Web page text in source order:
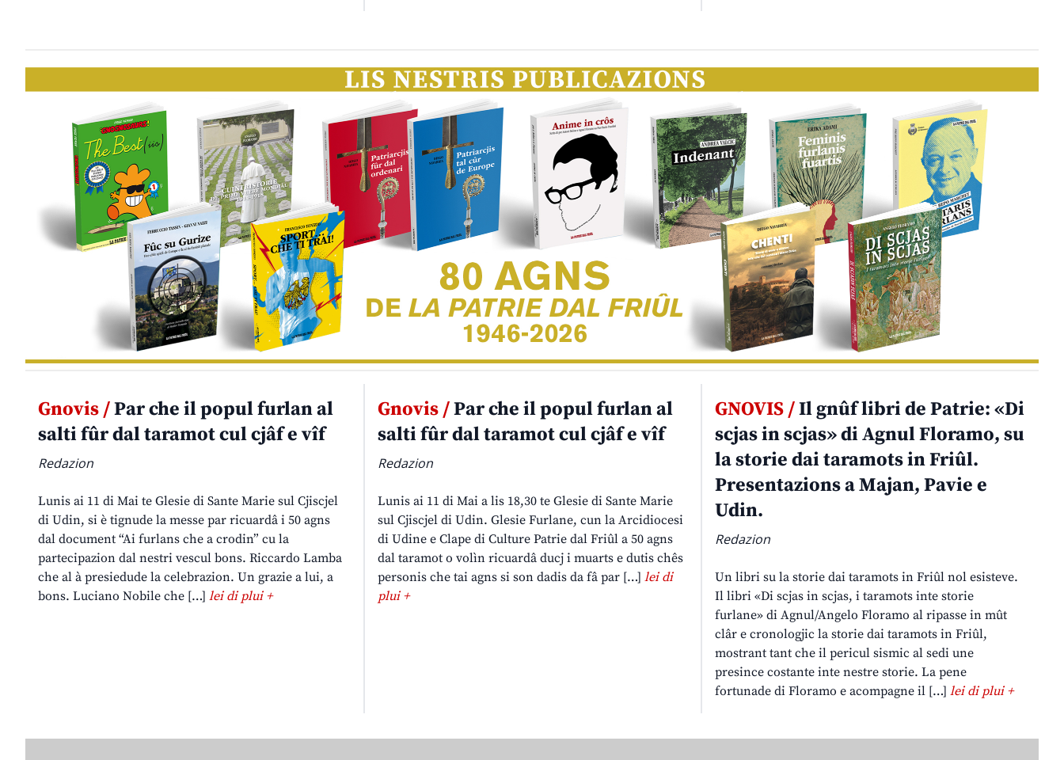
Gnovis /Par che il popul furlan al
salti fûr dal taramot cul cjâf e vîf
Redazion
Lunis ai 11 di Mai te Glesie di Sante Marie sul Cjiscjel
di Udin, si è tignude la messe par ricuardâ i 50 agns
dal document “Ai furlans che a crodin” cu la
partecipazion dal nestri vescul bons. Riccardo Lamba
che al à presiedude la celebrazion. Un grazie a lui, a
bons. Luciano Nobile che […] lei di plui +
Gnovis /Par che il popul furlan al
salti fûr dal taramot cul cjâf e vîf
Redazion
Lunis ai 11 di Mai a lis 18,30 te Glesie di Sante Marie
sul Cjiscjel di Udin. Glesie Furlane, cun la Arcidiocesi
di Udine e Clape di Culture Patrie dal Friûl a 50 agns
dal taramot o volìn ricuardâ ducj i muarts e dutis chês
personis che tai agns si son dadis da fâ par […] lei di
plui +
GNOVIS /Il gnûf libri de Patrie: «Di
scjas in scjas» di Agnul Floramo, su
la storie dai taramots in Friûl.
Presentazions a Majan, Pavie e
Udin.
Redazion
Un libri su la storie dai taramots in Friûl nol esisteve.
Il libri «Di scjas in scjas, i taramots inte storie
furlane» di Agnul/Angelo Floramo al ripasse in mût
clâr e cronologjic la storie dai taramots in Friûl,
mostrant tant che il pericul sismic al sedi une
presince costante inte nestre storie. La pene
fortunade di Floramo e acompagne il […]lei di plui +